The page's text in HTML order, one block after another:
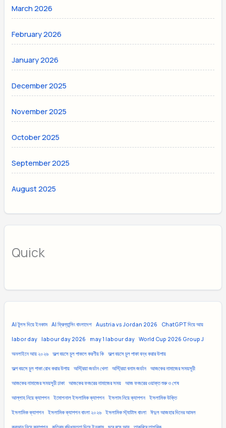
March 2026
February 2026
January 2026
December 2025
November 2025
October 2025
September 2025
August 2025
Quick
AI টুলস দিয়ে ইনকাম AI ফ্রিল্যান্সিং বাংলাদেশ Austria vs Jordan 2026 ChatGPT দিয়ে আয়
labor day labour day 2026 may 1 labour day World Cup 2026 Group J
অনলাইনে আয় ২০২৬ অল্প বয়সে চুল পাকলে করণীয় কি অল্প বয়সে চুল পাকা বন্ধ করার উপায়
অল্প বয়সে চুল পাকা রোধ করার উপায় অস্ট্রিয়া জর্ডান খেলা অস্ট্রিয়া বনাম জর্ডান আজকের নামাজের সময়সূচী
আজকের নামাজের সময়সূচী ঢাকা আজকের ফজরের নামাজের সময় আজ ফজরের ওয়াক্ত শুরু ও শেষ
আল্লাহ নিয়ে ক্যাপশন ইমোশনাল ইসলামিক ক্যাপশন ইসলাম নিয়ে ক্যাপশন ইসলামিক উক্তি
ইসলামিক ক্যাপশন ইসলামিক ক্যাপশন বাংলা ২০২৬ ইসলামিক স্ট্যাটাস বাংলা ঈদুল আজহার দিনের আমল